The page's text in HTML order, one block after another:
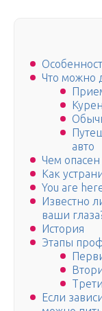
Что можно
авто
Чем
Как
You are
Известно
ваши
История
Этапы
Если